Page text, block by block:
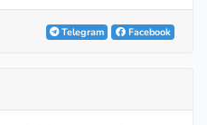
Telegram Facebook